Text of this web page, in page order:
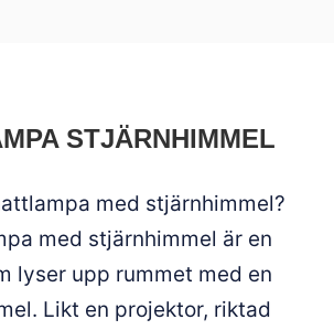
STJÄRNHIMMEL
med stjärnhimmel?
med stjärnhimmel är en
lyser upp rummet med en
Likt en projektor, riktad